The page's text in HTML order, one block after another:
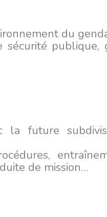
du
publique,
future
de mission…